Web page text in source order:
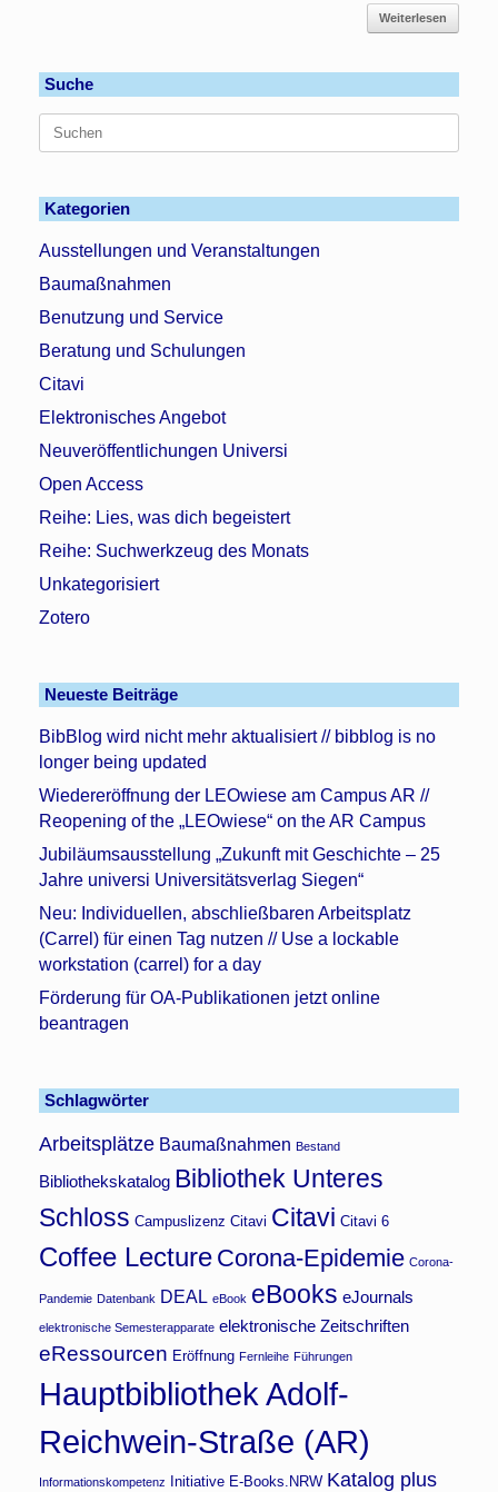
Weiterlesen
Suche
Suchen
Kategorien
Ausstellungen und Veranstaltungen
Baumaßnahmen
Benutzung und Service
Beratung und Schulungen
Citavi
Elektronisches Angebot
Neuveröffentlichungen Universi
Open Access
Reihe: Lies, was dich begeistert
Reihe: Suchwerkzeug des Monats
Unkategorisiert
Zotero
Neueste Beiträge
BibBlog wird nicht mehr aktualisiert // bibblog is no
longer being updated
Wiedereröffnung der LEOwiese am Campus AR //
Reopening of the „LEOwiese“ on the AR Campus
Jubiläumsausstellung „Zukunft mit Geschichte – 25
Jahre universi Universitätsverlag Siegen“
Neu: Individuellen, abschließbaren Arbeitsplatz
(Carrel) für einen Tag nutzen // Use a lockable
workstation (carrel) for a day
Förderung für OA-Publikationen jetzt online
beantragen
Schlagwörter
Arbeitsplätze Baumaßnahmen Bestand
Bibliothekskatalog Bibliothek Unteres
Schloss Campuslizenz Citavi Citavi Citavi 6
Coffee Lecture Corona-Epidemie Corona-
Pandemie Datenbank DEAL eBook eBooks eJournals
elektronische Semesterapparate elektronische Zeitschriften
eRessourcen Eröffnung Fernleihe Führungen
Hauptbibliothek Adolf-
Reichwein-Straße (AR)
Informationskompetenz Initiative E-Books.NRW Katalog plus